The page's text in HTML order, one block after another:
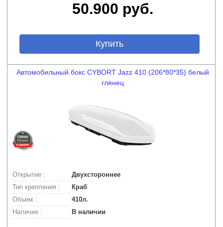
50.900 руб.
Купить
Автомобильный бокс CYBORT Jazz 410 (206*80*35) белый
глянец
Открытие :
Двухстороннее
Тип крепления :
Краб
Объем :
410л.
Наличие :
В наличии